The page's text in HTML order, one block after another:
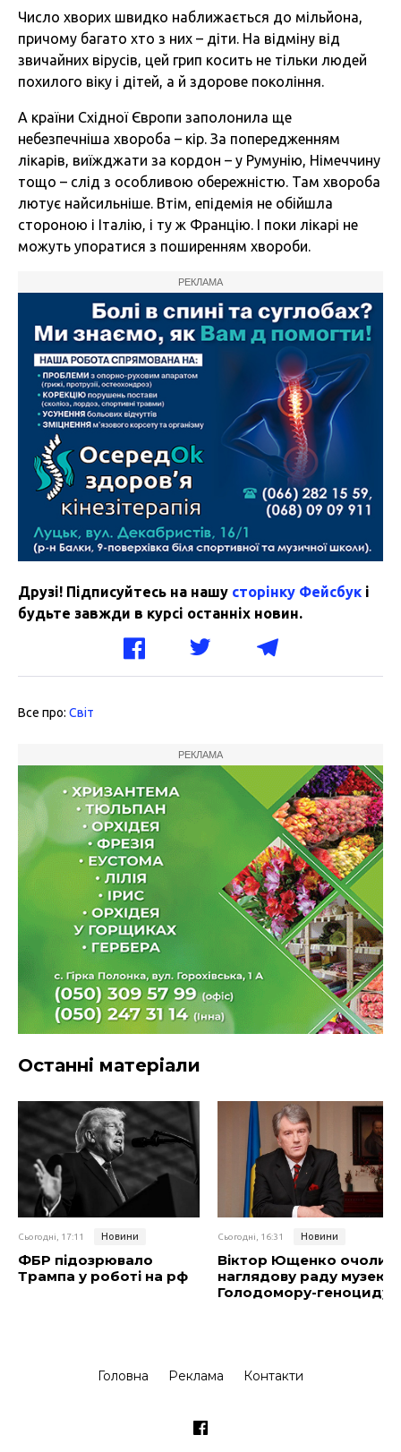
Число хворих швидко наближається до мільйона,
причому багато хто з них – діти. На відміну від
звичайних вірусів, цей грип косить не тільки людей
похилого віку і дітей, а й здорове покоління.
А країни Східної Європи заполонила ще
небезпечніша хвороба – кір. За попередженням
лікарів, виїжджати за кордон – у Румунію, Німеччину
тощо – слід з особливою обережністю. Там хвороба
лютує найсильніше. Втім, епідемія не обійшла
стороною і Італію, і ту ж Францію. І поки лікарі не
можуть упоратися з поширенням хвороби.
РЕКЛАМА
Друзі! Підписуйтесь на нашу сторінку Фейсбук і
будьте завжди в курсі останніх новин.
Все про: Світ
РЕКЛАМА
Останні матеріали
Сьогодні, 17:11 Новини
ФБР підозрювало
Трампа у роботі на рф
Сьогодні, 16:31 Новини
Віктор Ющенко очолив
наглядову раду музею
Голодомору-геноциду
Головна Реклама Контакти